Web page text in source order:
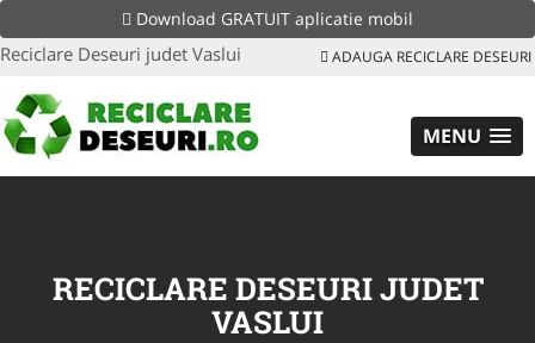
Download GRATUIT aplicatie mobil
Reciclare Deseuri judet Vaslui ADAUGA RECICLARE DESEURI
MENU
RECICLARE DESEURI JUDET
VASLUI